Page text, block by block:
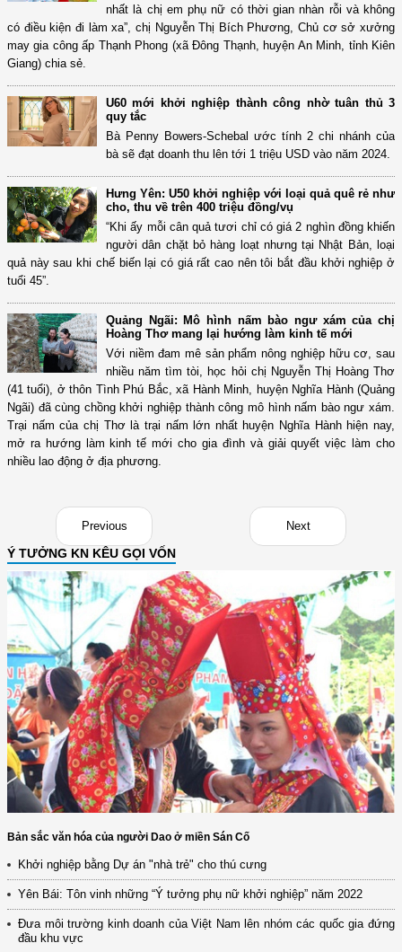
nhất là chị em phụ nữ có thời gian nhàn rỗi và không
có điều kiện đi làm xa”, chị Nguyễn Thị Bích Phương, Chủ cơ sở xưởng
may gia công ấp Thạnh Phong (xã Đông Thạnh, huyện An Minh, tỉnh Kiên
Giang) chia sẻ.
U60 mới khởi nghiệp thành công nhờ tuân thủ 3
quy tắc
Bà Penny Bowers-Schebal ước tính 2 chi nhánh của
bà sẽ đạt doanh thu lên tới 1 triệu USD vào năm 2024.
Hưng Yên: U50 khởi nghiệp với loại quả quê rẻ như
cho, thu về trên 400 triệu đồng/vụ
“Khi ấy mỗi cân quả tươi chỉ có giá 2 nghìn đồng khiến
người dân chặt bỏ hàng loạt nhưng tại Nhật Bản, loại
quả này sau khi chế biến lại có giá rất cao nên tôi bắt đầu khởi nghiệp ở
tuổi 45”.
Quảng Ngãi: Mô hình nấm bào ngư xám của chị
Hoàng Thơ mang lại hướng làm kinh tế mới
Với niềm đam mê sản phẩm nông nghiệp hữu cơ, sau
nhiều năm tìm tòi, học hỏi chị Nguyễn Thị Hoàng Thơ
(41 tuổi), ở thôn Tình Phú Bắc, xã Hành Minh, huyện Nghĩa Hành (Quảng
Ngãi) đã cùng chồng khởi nghiệp thành công mô hình nấm bào ngư xám.
Trại nấm của chị Thơ là trại nấm lớn nhất huyện Nghĩa Hành hiện nay,
mở ra hướng làm kinh tế mới cho gia đình và giải quyết việc làm cho
nhiều lao động ở địa phương.
Previous Next
Ý TƯỞNG KN KÊU GỌI VỐN
Bản sắc văn hóa của người Dao ở miền Sán Cố
Khởi nghiệp bằng Dự án "nhà trẻ" cho thú cưng
Yên Bái: Tôn vinh những “Ý tưởng phụ nữ khởi nghiệp” năm 2022
Đưa môi trường kinh doanh của Việt Nam lên nhóm các quốc gia đứng
đầu khu vực